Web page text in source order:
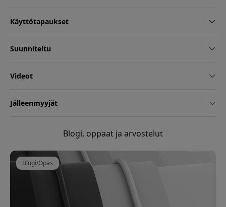
Käyttötapaukset
Suunniteltu
Videot
Jälleenmyyjät
Blogi, oppaat ja arvostelut
Blogi/Opas